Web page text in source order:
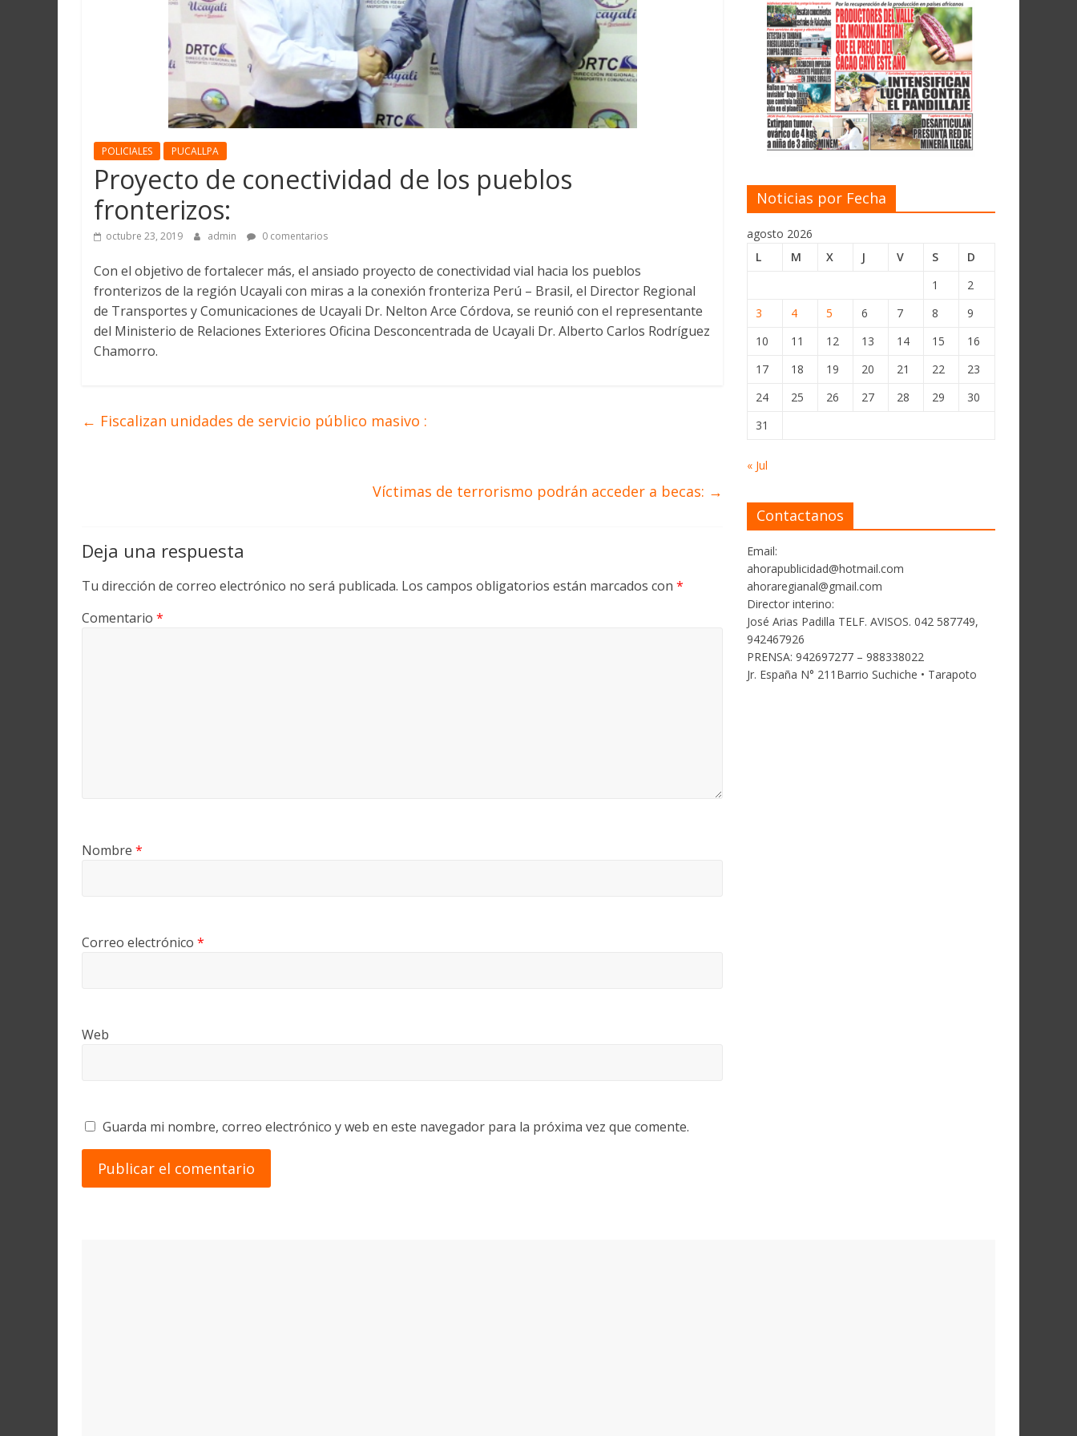
POLICIALES PUCALLPA
Proyecto de conectividad de los pueblos
fronterizos:
octubre 23, 2019 admin 0 comentarios
Con el objetivo de fortalecer más, el ansiado proyecto de conectividad vial hacia los pueblos
fronterizos de la región Ucayali con miras a la conexión fronteriza Perú – Brasil, el Director Regional
de Transportes y Comunicaciones de Ucayali Dr. Nelton Arce Córdova, se reunió con el representante
del Ministerio de Relaciones Exteriores Oficina Desconcentrada de Ucayali Dr. Alberto Carlos Rodríguez
Chamorro.
← Fiscalizan unidades de servicio público masivo :
Víctimas de terrorismo podrán acceder a becas: →
Deja una respuesta
Tu dirección de correo electrónico no será publicada. Los campos obligatorios están marcados con *
Comentario *
Nombre *
Correo electrónico *
Web
Guarda mi nombre, correo electrónico y web en este navegador para la próxima vez que comente.
Noticias por Fecha
agosto 2026
L
M X J V S
D
1
2
3
4 5 6 7 8
9
10
11 12 13 14 15
16
17
18 19 20 21 22
23
24
25 26 27 28 29
30
31
« Jul
Contactanos
Email:
ahorapublicidad@hotmail.com
ahoraregianal@gmail.com
Director interino:
José Arias Padilla TELF. AVISOS. 042 587749,
942467926
PRENSA: 942697277 – 988338022
Jr. España N° 211Barrio Suchiche • Tarapoto